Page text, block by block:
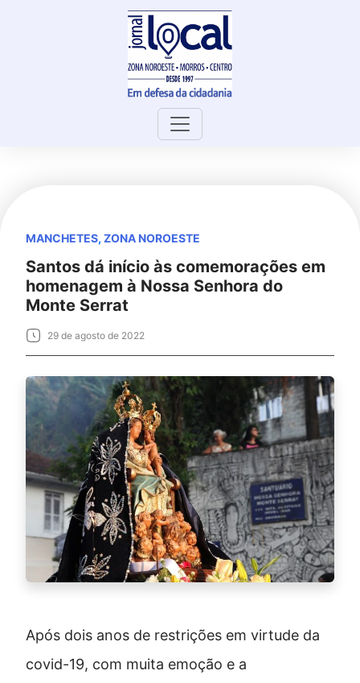
MANCHETES, ZONA NOROESTE
Santos dá início às comemorações em
homenagem à Nossa Senhora do
Monte Serrat
29 de agosto de 2022
Após dois anos de restrições em virtude da
covid-19, com muita emoção e a